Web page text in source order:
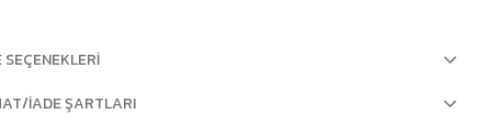
SEÇENEKLERI
İADE ŞARTLARI